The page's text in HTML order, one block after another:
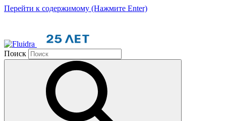
Перейти к содержимому (Нажмите Enter)
Поиск